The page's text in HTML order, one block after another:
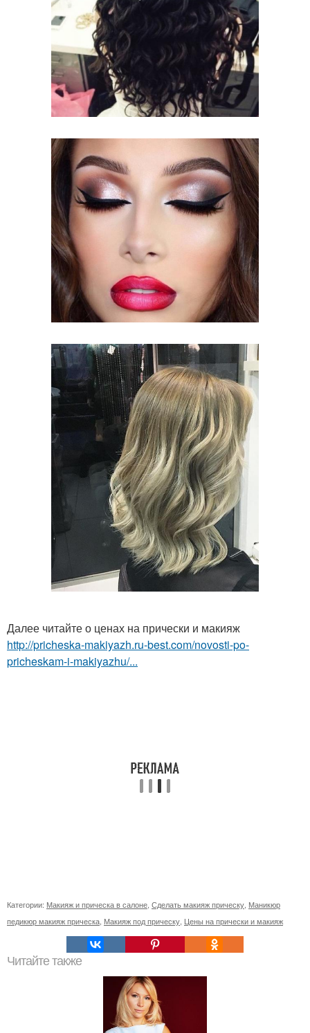
Далее читайте о ценах на прически и макияж
http://pricheska-makiyazh.ru-best.com/novosti-po-
pricheskam-i-makiyazhu/...
Категории: Макияж и прическа в салоне, Сделать макияж прическу, Маникюр
педикюр макияж прическа, Макияж под прическу, Цены на прически и макияж
Читайте также